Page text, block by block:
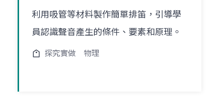
利用吸管等材料製作簡單排笛，引導學
員認識聲音產生的條件、要素和原理。
探究實做 物理